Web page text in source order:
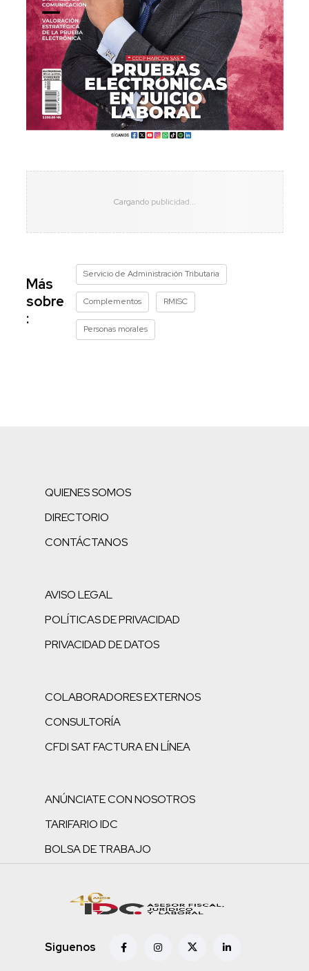
Más
sobre
:
Servicio de Administración Tributaria
Complementos RMISC
Personas morales
QUIENES SOMOS
DIRECTORIO
CONTÁCTANOS
AVISO LEGAL
POLÍTICAS DE PRIVACIDAD
PRIVACIDAD DE DATOS
COLABORADORES EXTERNOS
CONSULTORÍA
CFDI SAT FACTURA EN LÍNEA
ANÚNCIATE CON NOSOTROS
TARIFARIO IDC
BOLSA DE TRABAJO
Siguenos